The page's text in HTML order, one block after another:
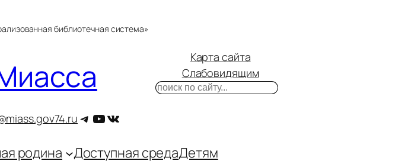
библиотечная система»
Telegram
YouTube
ВКонтакте
Карта сайта
Слабовидящим
Поиск
родина Доступная средаДетям